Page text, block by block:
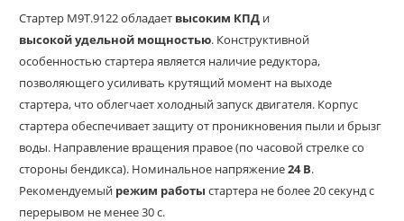
Стартер М9Т.9122 обладает высоким КПД и
высокойудельной мощностью. Конструктивной
особенностью стартера является наличие редуктора,
позволяющего усиливать крутящий момент на выходе
стартера, что облегчает холодный запуск двигателя. Корпус
стартера обеспечивает защиту от проникновения пыли и брызг
воды. Направление вращения правое (по часовой стрелке со
стороны бендикса). Номинальное напряжение24 В.
Рекомендуемый режим работы стартера не более 20 секунд с
перерывом не менее 30 с.